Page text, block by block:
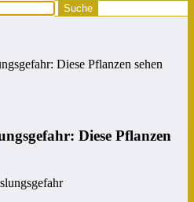
Diese Pflanzen sehen
Diese Pflanzen